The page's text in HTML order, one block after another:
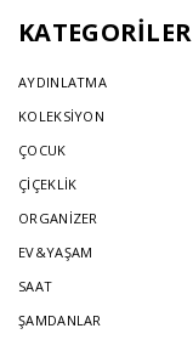
KATEGORİLER
AYDINLATMA
KOLEKSİYON
ÇOCUK
ÇİÇEKLİK
ORGANİZER
EV&YAŞAM
SAAT
ŞAMDANLAR